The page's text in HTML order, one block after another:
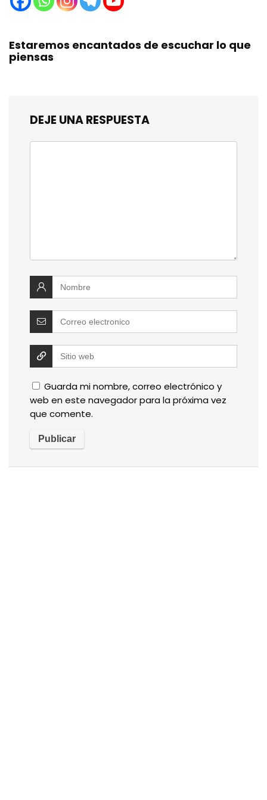
Estaremos encantados de escuchar lo que
piensas
DEJE UNA RESPUESTA
Guarda mi nombre, correo electrónico y
web en este navegador para la próxima vez
que comente.